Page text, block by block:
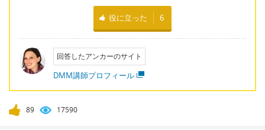
役に立った 6
回答したアンカーのサイト
DMM講師プロフィール
89 17590